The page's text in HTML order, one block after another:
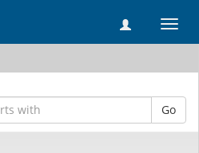
Go